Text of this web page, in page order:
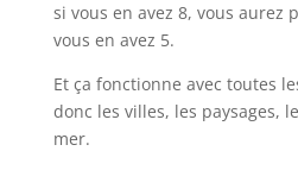
si vous en avez 8, vous aurez
vous en avez 5.
Et ça fonctionne avec toutes
donc les villes, les paysages,
mer.